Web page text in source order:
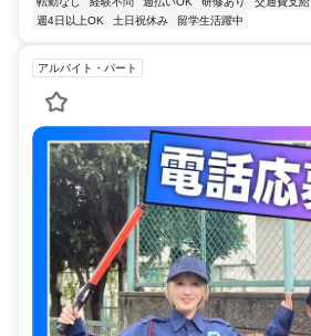
週4日以上OK
土日祝休み 留学生活躍中
アルバイト・パート